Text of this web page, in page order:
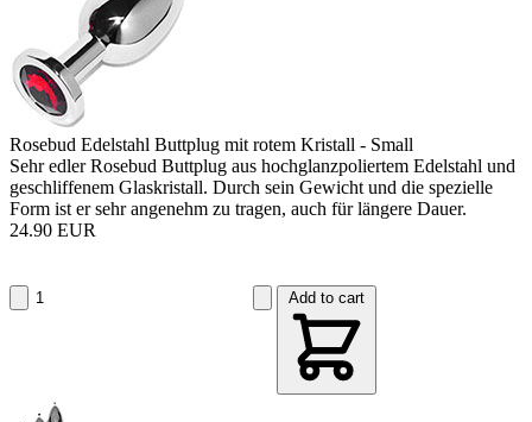
Rosebud Edelstahl Buttplug mit rotem Kristall - Small
Sehr edler Rosebud Buttplug aus hochglanzpoliertem Edelstahl und
geschliffenem Glaskristall. Durch sein Gewicht und die spezielle
Form ist er sehr angenehm zu tragen, auch für längere Dauer.
24.90 EUR
Add to cart